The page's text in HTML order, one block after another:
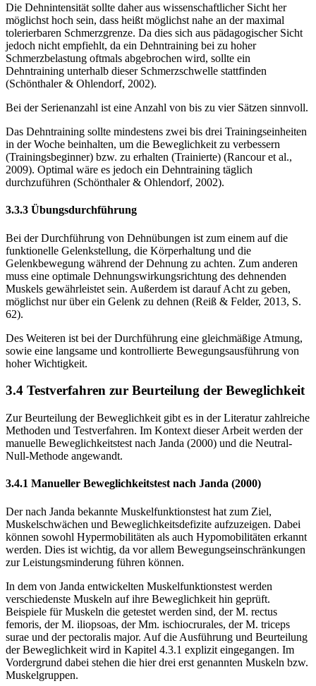
Die Dehnintensität sollte daher aus wissenschaftlicher Sicht her
möglichst hoch sein, dass heißt möglichst nahe an der maximal
tolerierbaren Schmerzgrenze. Da dies sich aus pädagogischer Sicht
jedoch nicht empfiehlt, da ein Dehntraining bei zu hoher
Schmerzbelastung oftmals abgebrochen wird, sollte ein
Dehntraining unterhalb dieser Schmerzschwelle stattfinden
(Schönthaler & Ohlendorf, 2002).
Bei der Serienanzahl ist eine Anzahl von bis zu vier Sätzen sinnvoll.
Das Dehntraining sollte mindestens zwei bis drei Trainingseinheiten
in der Woche beinhalten, um die Beweglichkeit zu verbessern
(Trainingsbeginner) bzw. zu erhalten (Trainierte) (Rancour et al.,
2009). Optimal wäre es jedoch ein Dehntraining täglich
durchzuführen (Schönthaler & Ohlendorf, 2002).
3.3.3 Übungsdurchführung
Bei der Durchführung von Dehnübungen ist zum einem auf die
funktionelle Gelenkstellung, die Körperhaltung und die
Gelenkbewegung während der Dehnung zu achten. Zum anderen
muss eine optimale Dehnungswirkungsrichtung des dehnenden
Muskels gewährleistet sein. Außerdem ist darauf Acht zu geben,
möglichst nur über ein Gelenk zu dehnen (Reiß & Felder, 2013, S.
62).
Des Weiteren ist bei der Durchführung eine gleichmäßige Atmung,
sowie eine langsame und kontrollierte Bewegungsausführung von
hoher Wichtigkeit.
3.4 Testverfahren zur Beurteilung der Beweglichkeit
Zur Beurteilung der Beweglichkeit gibt es in der Literatur zahlreiche
Methoden und Testverfahren. Im Kontext dieser Arbeit werden der
manuelle Beweglichkeitstest nach Janda (2000) und die Neutral-
Null-Methode angewandt.
3.4.1 Manueller Beweglichkeitstest nach Janda (2000)
Der nach Janda bekannte Muskelfunktionstest hat zum Ziel,
Muskelschwächen und Beweglichkeitsdefizite aufzuzeigen. Dabei
können sowohl Hypermobilitäten als auch Hypomobilitäten erkannt
werden. Dies ist wichtig, da vor allem Bewegungseinschränkungen
zur Leistungsminderung führen können.
In dem von Janda entwickelten Muskelfunktionstest werden
verschiedenste Muskeln auf ihre Beweglichkeit hin geprüft.
Beispiele für Muskeln die getestet werden sind, der M. rectus
femoris, der M. iliopsoas, der Mm. ischiocrurales, der M. triceps
surae und der pectoralis major. Auf die Ausführung und Beurteilung
der Beweglichkeit wird in Kapitel 4.3.1 explizit eingegangen. Im
Vordergrund dabei stehen die hier drei erst genannten Muskeln bzw.
Muskelgruppen.